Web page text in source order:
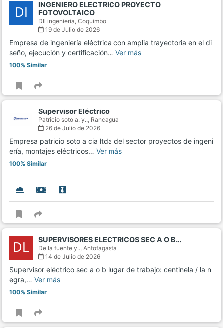
DI
INGENIERO ELECTRICO PROYECTO
FOTOVOLTAICO
Dll ingenieria, Coquimbo
19 de Julio de 2026
Empresa de ingeniería eléctrica con amplia trayectoria en el di
seño, ejecución y certificación… Ver más
100% Similar
Supervisor Eléctrico
Patricio soto a. y.., Rancagua
26 de Julio de 2026
Empresa patricio soto a cia ltda del sector proyectos de ingeni
ería, montajes eléctricos… Ver más
100% Similar
DL SUPERVISORES ELECTRICOS SEC A O B…
De la fuente y.., Antofagasta
14 de Julio de 2026
Supervisor eléctrico sec a o b lugar de trabajo: centinela / la n
egra,… Ver más
100% Similar